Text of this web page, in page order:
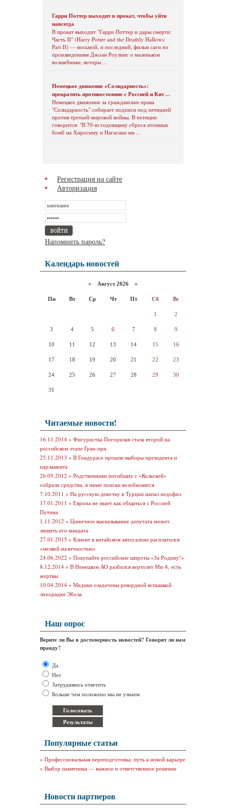
Гарри Поттер выходит в прокат, чтобы уйти
навсегда
В прокат выходит "Гарри Поттер и дары смерти:
Часть II" (Harry Potter and the Deathly Hallows:
Part II) — восьмой, и последний, фильм саги по
произведениям Джоан Роулинг о маленьком
волшебнике, которы ...
Немецкое движение «Солидарность»:
прекратить противостояние с Россией и Кит ...
Немецкое движение за гражданские права
"Солидарность" собирает подписи под петицией
против третьей мировой войны. В петиции
говорится: "В 70-ю годовщину сброса атомных
бомб на Хиросиму и Нагасаки ми ...
Регистрация на сайте
Авторизация
Напомнить пароль?
Календарь новостей
« Август 2026 »
Пн Вт Ср Чт Пт Сб Вс
1 2
3 4 5 6 7 8 9
10 11 12 13 14 15 16
17 18 19 20 21 22 23
24 25 26 27 28 29 30
31
Читаемые новости!
16.11.2014 » Фигуристка Погорилая стала второй на
российском этапе Гран-при
25.11.2013 » В Гондурасе прошли выборы президента и
парламента
26.05.2012 » Родственники погибших с «Кольской»
собрали средства, в июне поиски возобновятся
7.10.2011 » На русскую девочку в Турции напал педофил
17.01.2011 » Европа не знает как общаться с Россией
Путина
1.11.2012 » Циничное высказывание депутата может
лишить его мандата
27.01.2015 » Клиент в китайском автосалоне расплатился
«мелкой наличностью»
24.06.2022 » Покупайте российские шпроты «За Родину!»
8.12.2014 » В Ненецком АО разбился вертолет Ми-8, есть
жертвы
10.04.2014 » Медики озадачены рекордной вспышкой
лихорадки Эбола
Наш опрос
Верите ли Вы в достоверность новостей? Говорят ли нам
правду?
Да
Нет
Затрудняюсь ответить
Больше чем положено мы не узнаем
Популярные статьи
» Профессиональная переподготовка: путь к новой карьере
» Выбор памятника — важное и ответственное решение
Новости партнеров